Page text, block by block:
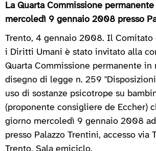
La Quarta Commissione
mercoledì 9 gennaio 2008 presso
Trento, 4 gennaio 2008. Il
i Diritti Umani è stato invitato alla
Quarta Commissione permanente in
disegno di legge n. 259
uso di sostanze psicotrope su
(proponente consigliere de Eccher)
giorno mercoledì 9 gennaio 2008
presso Palazzo Trentini, accesso via
Trento, Sala emiciclo.